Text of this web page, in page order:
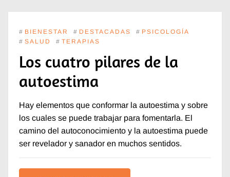
# BIENESTAR # DESTACADAS # PSICOLOGÍA
# SALUD # TERAPIAS
Los cuatro pilares de la
autoestima
Hay elementos que conformar la autoestima y sobre
los cuales se puede trabajar para fomentarla. El
camino del autoconocimiento y la autoestima puede
ser revelador y sanador en muchos sentidos.